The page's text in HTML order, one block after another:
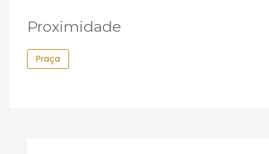
Proximidade
Praça